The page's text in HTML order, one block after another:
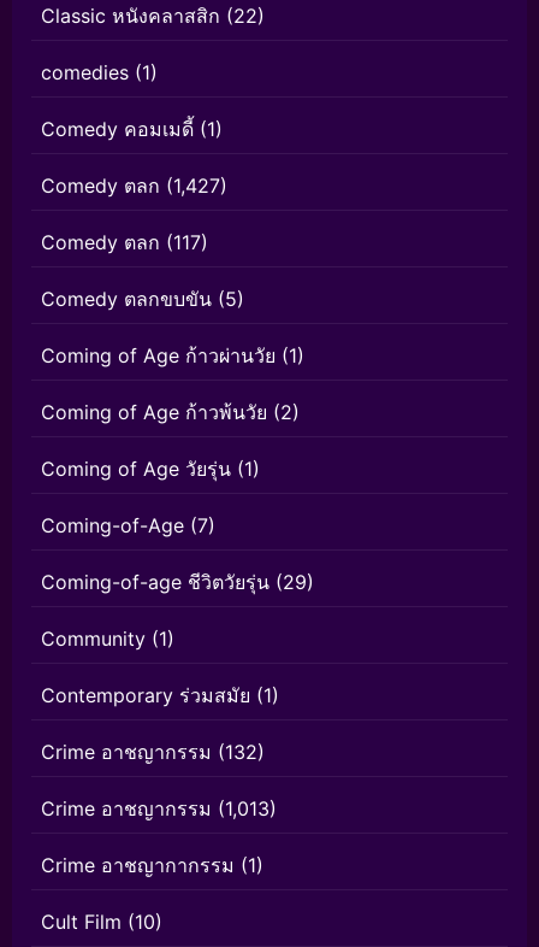
Classic หนังคลาสสิก (22)
comedies (1)
Comedy คอมเมดี้ (1)
Comedy ตลก (1,427)
Comedy ตลก (117)
Comedy ตลกขบขัน (5)
Coming of Age ก้าวผ่านวัย (1)
Coming of Age ก้าวพ้นวัย (2)
Coming of Age วัยรุ่น (1)
Coming-of-Age (7)
Coming-of-age ชีวิตวัยรุ่น (29)
Community (1)
Contemporary ร่วมสมัย (1)
Crime อาชญากรรม (132)
Crime อาชญากรรม (1,013)
Crime อาชญากากรรม (1)
Cult Film (10)